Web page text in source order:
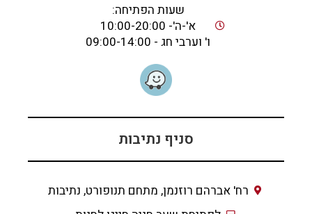
שעות הפתיחה:
א'-ה'- 10:00-20:00
ו' וערבי חג - 09:00-14:00
סניף נתיבות
רח' אברהם רוזנמן, מתחם תנופורט, נתיבות